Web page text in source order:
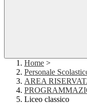
Home >
Personale
AREA
Liceo classico